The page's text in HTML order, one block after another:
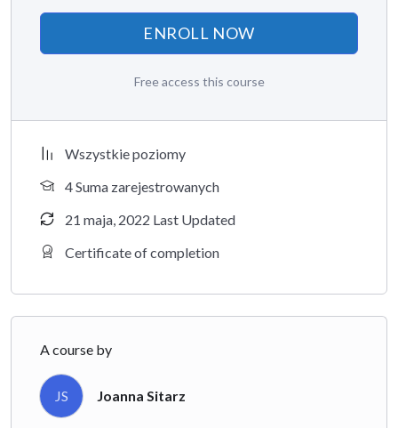
ENROLL NOW
Free access this course
Wszystkie poziomy
4 Suma zarejestrowanych
21 maja, 2022 Last Updated
Certificate of completion
A course by
JS Joanna Sitarz